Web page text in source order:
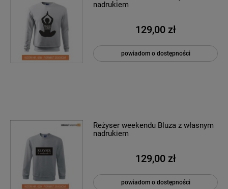
nadrukiem
129,00 zł
powiadom o dostępności
Reżyser weekendu Bluza z własnym
nadrukiem
129,00 zł
powiadom o dostępności